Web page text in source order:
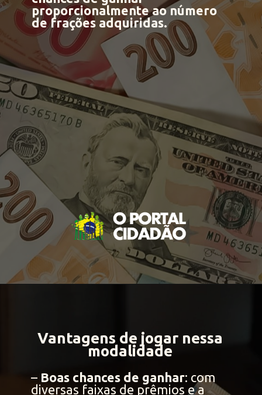
proporcionalmente ao número
de frações adquiridas.
Vantagens de jogar nessa
modalidade
– Boas chances de ganhar: com
diversas faixas de prêmios e a